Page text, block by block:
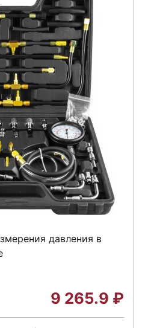
давления в
9 265.9 ₽